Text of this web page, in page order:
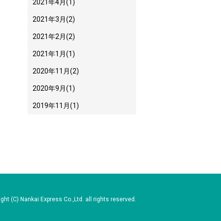
2021年4月(1)
2021年3月(2)
2021年2月(2)
2021年1月(1)
2020年11月(2)
2020年9月(1)
2019年11月(1)
(C) Nankai Express Co.,Ltd. all rights reserved.